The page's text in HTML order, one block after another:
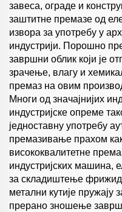
завеса, ограде и
заштитне премазе од
извора за употребу у
индустрији. Порошно
завршни облик који је
зрачење, влагу и
премаз на овим
Многи од значајнијих
индустријске опреме
једноставну употребу
премазивање прахом
висококвалитетне
индустријских машина,
за складиштење
метални кутије пружају
прерано зношење